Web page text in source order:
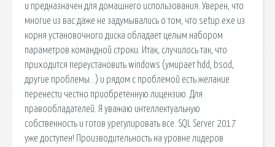
и предназначен для домашнего использования. Уверен, что
многие из вас даже не задумывались о том, что setup.exe из
корня установочного диска обладает целым набором
параметров командной строки. Итак, случилось так, что
приходится переустановить windows (умирает hdd, bsod,
другие проблемы…) и рядом с проблемой есть желание
перенести честно приобретенную лицензию. Для
правообладателей. Я уважаю интеллектуальную
собственность и готов урегулировать все. SQL Server 2017
уже доступен! Производительность на уровне лидеров